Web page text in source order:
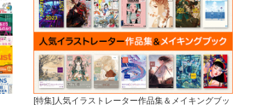
[特集]人気イラストレーター作品集＆メイキングブッ